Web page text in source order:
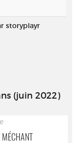
storyplayr
(juin 2022)